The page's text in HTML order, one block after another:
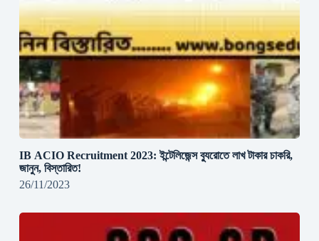
IB ACIO Recruitment 2023: ইন্টেলিজেন্স ব্যুরোতে লাখ টাকার চাকরি,
জানুন, বিস্তারিত!
26/11/2023